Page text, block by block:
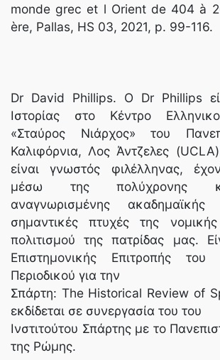
monde grec et l Orient de 404 à
ère, Pallas, HS 03, 2021, p. 99-116.
Dr David Phillips. Ο Dr Phillips
Ιστορίας στο Κέντρο
«Σταύρος Νιάρχος» του
Καλιφόρνια, Λος Άντζελες
είναι γνωστός φιλέλληνας,
μέσω της πολύχρονης
αναγνωρισμένης
σημαντικές πτυχές της
πολιτισμού της πατρίδας μας.
Επιστημονικής Επιτροπής του
Περιοδικού για την
Σπάρτη: The Historical Review of
εκδίδεται σε συνεργασία του του
Ινστιτούτου Σπάρτης με το
της Ρώμης.